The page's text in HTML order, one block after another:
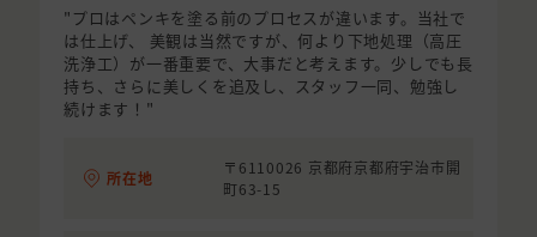
"プロはペンキを塗る前のプロセスが違います。当社で
は仕上げ、 美観は当然ですが、何より下地処理（高圧
洗浄工）が一番重要で、大事だと考えます。少しでも長
持ち、さらに美しくを追及し、スタッフ一同、勉強し
続けます！"
所在地
〒6110026 京都府京都府宇治市開
町63-15